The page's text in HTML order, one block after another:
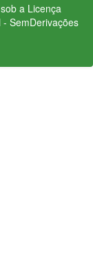
a Licença
SemDerivações